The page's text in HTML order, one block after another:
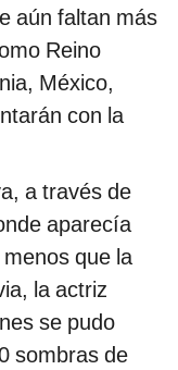
aún faltan más
Reino
México,
con la
a través de
aparecía
que la
la actriz
se pudo
sombras de